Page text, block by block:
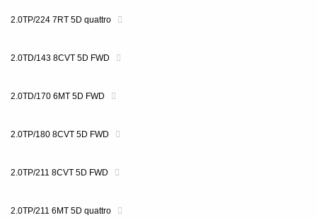
2.0TP/224 7RT 5D quattro
2.0TD/143 8CVT 5D FWD
2.0TD/170 6MT 5D FWD
2.0TP/180 8CVT 5D FWD
2.0TP/211 8CVT 5D FWD
2.0TP/211 6MT 5D quattro